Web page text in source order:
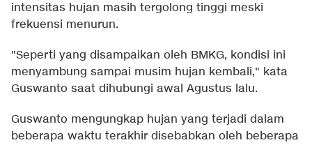
intensitas hujan masih tergolong tinggi meski
frekuensi menurun.
"Seperti yang disampaikan oleh BMKG, kondisi ini
menyambung sampai musim hujan kembali," kata
Guswanto saat dihubungi awal Agustus lalu.
Guswanto mengungkap hujan yang terjadi dalam
beberapa waktu terakhir disebabkan oleh beberapa